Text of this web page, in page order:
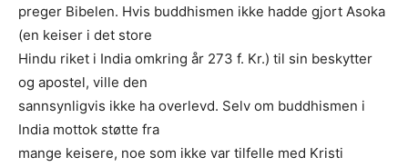
preger Bibelen. Hvis buddhismen ikke hadde gjort Asoka
(en keiser i det store
Hindu riket i India omkring år 273 f. Kr.) til sin beskytter
og apostel, ville den
sannsynligvis ikke ha overlevd. Selv om buddhismen i
India mottok støtte fra
mange keisere, noe som ikke var tilfelle med Kristi